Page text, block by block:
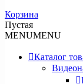
Корзина
Пустая
MENUMENU
Каталог